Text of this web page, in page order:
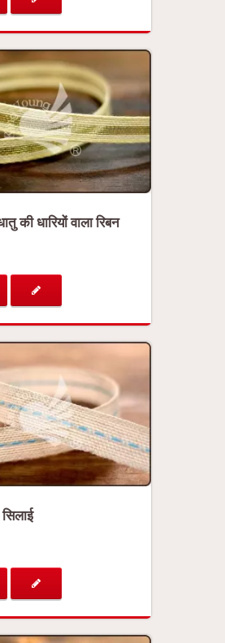
की धारियों वाला रिबन